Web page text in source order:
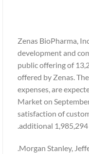
Zenas BioPharma,
development and
public offering of
offered by Zenas.
expenses, are
Market on
satisfaction of
additional
Morgan Stanley,